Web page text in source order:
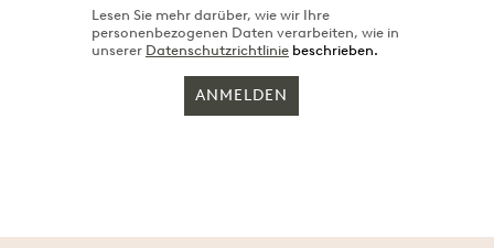
Lesen Sie mehr darüber, wie wir Ihre
personenbezogenen Daten verarbeiten, wie in
unserer Datenschutzrichtlinie beschrieben.
ANMELDEN